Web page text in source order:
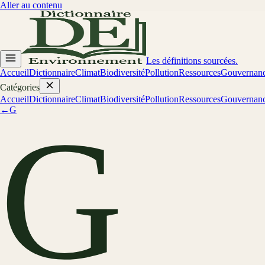
Aller au contenu
Les définitions sourcées.
AccueilDictionnaireClimatBiodiversitéPollutionRessources
Catégories
AccueilDictionnaireClimatBiodiversitéPollutionRessources
←G
G